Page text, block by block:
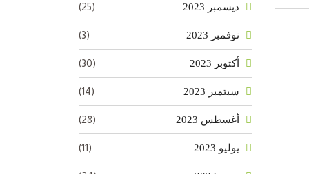
ديسمبر 2023 (25)
نوفمبر 2023 (3)
أكتوبر 2023 (30)
سبتمبر 2023 (14)
أغسطس 2023 (28)
يوليو 2023 (11)